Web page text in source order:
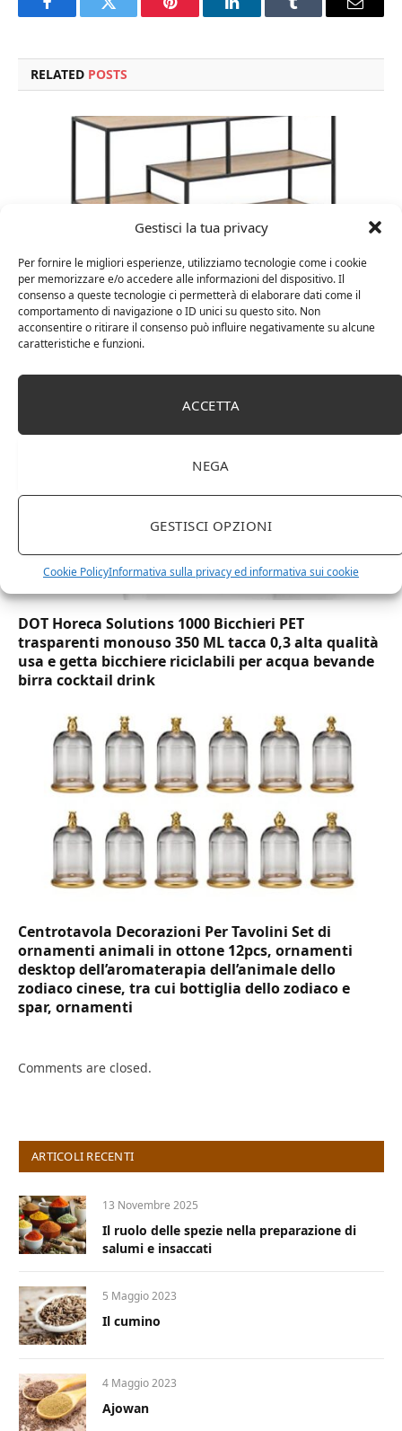
Gestisci la tua privacy
Per fornire le migliori esperienze, utilizziamo tecnologie come i cookie
per memorizzare e/o accedere alle informazioni del dispositivo. Il
consenso a queste tecnologie ci permetterà di elaborare dati come il
comportamento di navigazione o ID unici su questo sito. Non
acconsentire o ritirare il consenso può influire negativamente su alcune
caratteristiche e funzioni.
ACCETTA
NEGA
GESTISCI OPZIONI
Cookie PolicyInformativa sulla privacy ed informativa sui cookie
FacebookTwitter Pinterest LinkedInTumblr Email
RELATED POSTS
Amazon Basics Martin – Libreria, 35 x 114 x 78 cm
(Lu x La x A), effetto quercia(In precedenza
marchio Movian)
DOT Horeca Solutions 1000 Bicchieri PET
trasparenti monouso 350 ML tacca 0,3 alta qualità
usa e getta bicchiere riciclabili per acqua bevande
birra cocktail drink
Centrotavola Decorazioni Per Tavolini Set di
ornamenti animali in ottone 12pcs, ornamenti
desktop dell’aromaterapia dell’animale dello
zodiaco cinese, tra cui bottiglia dello zodiaco e
spar, ornamenti
Comments are closed.
ARTICOLI RECENTI
13 Novembre 2025
Il ruolo delle spezie nella preparazione di
salumi e insaccati
5 Maggio 2023
Il cumino
4 Maggio 2023
Ajowan